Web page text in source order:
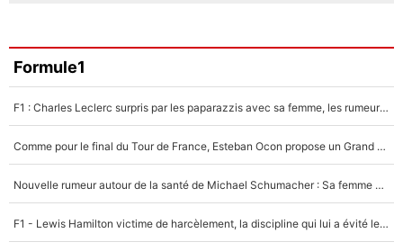
Formule1
F1 : Charles Leclerc surpris par les paparazzis avec sa femme, les rumeurs étaient vraies !
Comme pour le final du Tour de France, Esteban Ocon propose un Grand Prix de Formule 1 à Paris : «Autour de l’Arc de Triomphe, ce serait génial» !
Nouvelle rumeur autour de la santé de Michael Schumacher : Sa femme Corinna sort du silence
F1 - Lewis Hamilton victime de harcèlement, la discipline qui lui a évité le pire : «J'aurais probablement mal tourné»